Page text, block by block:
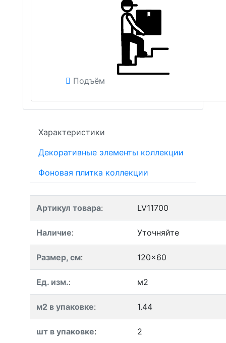
Подъём
Характеристики
Декоративные элементы коллекции
Фоновая плитка коллекции
Артикул товара: LV11700
Наличие: Уточняйте
Размер, см: 120x60
Ед. изм.: м2
м2 в упаковке: 1.44
шт в упаковке: 2